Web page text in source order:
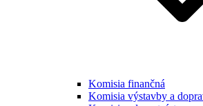
Komisia finančná
Komisia výstavby a